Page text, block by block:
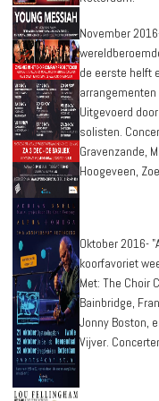
November
de eerste helft
Uitgevoerd
solisten.
Gravenzande,
Hoogeveen,
Oktober 2016-
koorfavoriet
Met: The Choir
Bainbridge,
Jonny Boston,
Vijver.